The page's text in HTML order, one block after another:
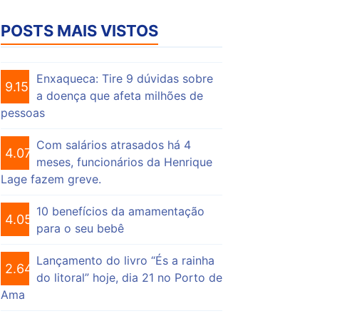
POSTS MAIS VISTOS
9.153
Enxaqueca: Tire 9 dúvidas sobre
a doença que afeta milhões de
pessoas
4.074
Com salários atrasados há 4
meses, funcionários da Henrique
Lage fazem greve.
4.055
10 benefícios da amamentação
para o seu bebê
2.646
Lançamento do livro “És a rainha
do litoral” hoje, dia 21 no Porto de
Ama